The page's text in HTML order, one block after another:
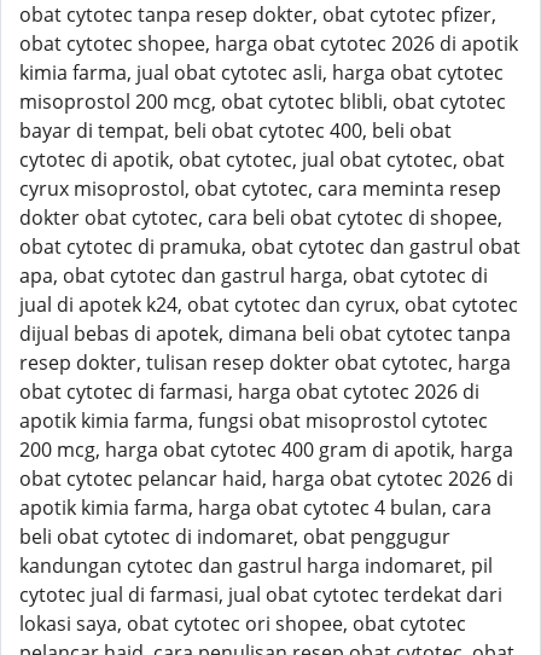
obat cytotec tanpa resep dokter, obat cytotec pfizer,
obat cytotec shopee, harga obat cytotec 2026 di apotik
kimia farma, jual obat cytotec asli, harga obat cytotec
misoprostol 200 mcg, obat cytotec blibli, obat cytotec
bayar di tempat, beli obat cytotec 400, beli obat
cytotec di apotik, obat cytotec, jual obat cytotec, obat
cyrux misoprostol, obat cytotec, cara meminta resep
dokter obat cytotec, cara beli obat cytotec di shopee,
obat cytotec di pramuka, obat cytotec dan gastrul obat
apa, obat cytotec dan gastrul harga, obat cytotec di
jual di apotek k24, obat cytotec dan cyrux, obat cytotec
dijual bebas di apotek, dimana beli obat cytotec tanpa
resep dokter, tulisan resep dokter obat cytotec, harga
obat cytotec di farmasi, harga obat cytotec 2026 di
apotik kimia farma, fungsi obat misoprostol cytotec
200 mcg, harga obat cytotec 400 gram di apotik, harga
obat cytotec pelancar haid, harga obat cytotec 2026 di
apotik kimia farma, harga obat cytotec 4 bulan, cara
beli obat cytotec di indomaret, obat penggugur
kandungan cytotec dan gastrul harga indomaret, pil
cytotec jual di farmasi, jual obat cytotec terdekat dari
lokasi saya, obat cytotec ori shopee, obat cytotec